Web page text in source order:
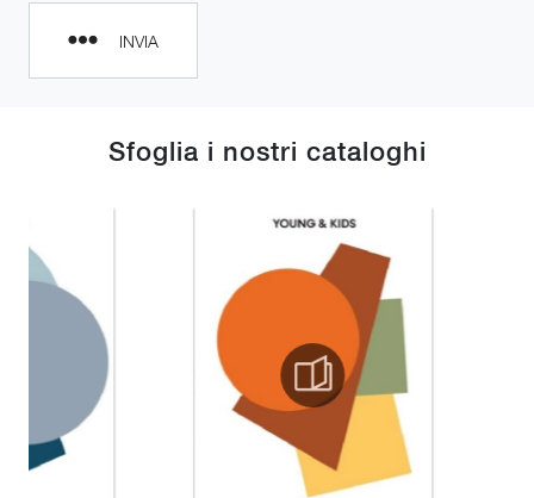
Sfoglia i nostri cataloghi
INVIA